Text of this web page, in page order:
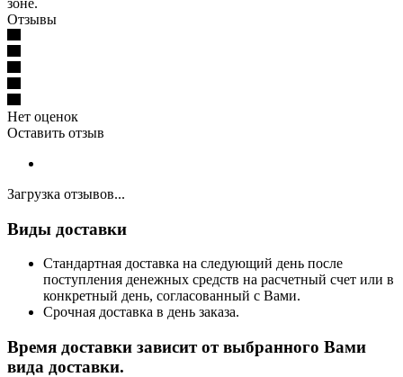
Отзывы
Нет оценок
Оставить отзыв
Загрузка отзывов...
Виды доставки
Стандартная доставка на следующий день после
поступления денежных средств на расчетный счет или в
конкретный день, согласованный с Вами.
Срочная доставка в день заказа.
Время доставки зависит от выбранного Вами
вида доставки.